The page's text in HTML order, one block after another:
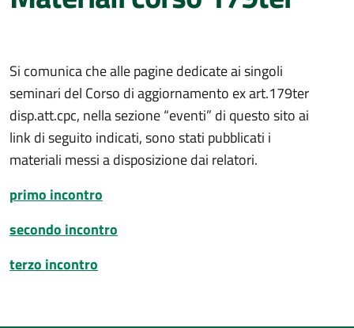
Si comunica che alle pagine dedicate ai singoli
seminari del Corso di aggiornamento ex art.179ter
disp.att.cpc, nella sezione “eventi” di questo sito ai
link di seguito indicati, sono stati pubblicati i
materiali messi a disposizione dai relatori.
primo incontro
secondo incontro
terzo incontro